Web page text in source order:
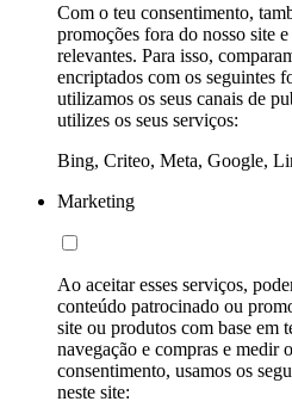
Com o teu consentimento,
promoções fora do nosso site
relevantes. Para isso,
encriptados com os seguintes
utilizamos os seus canais de
utilizes os seus serviços:
Bing, Criteo, Meta, Google,
Marketing
Ao aceitar esses serviços,
conteúdo patrocinado ou
site ou produtos com base em
navegação e compras e medir
consentimento, usamos os
neste site: